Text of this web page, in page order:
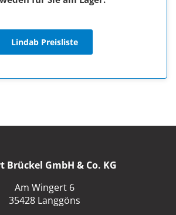
Lindab Preisliste
Brückel GmbH & Co. KG
Am Wingert 6
35428 Langgöns